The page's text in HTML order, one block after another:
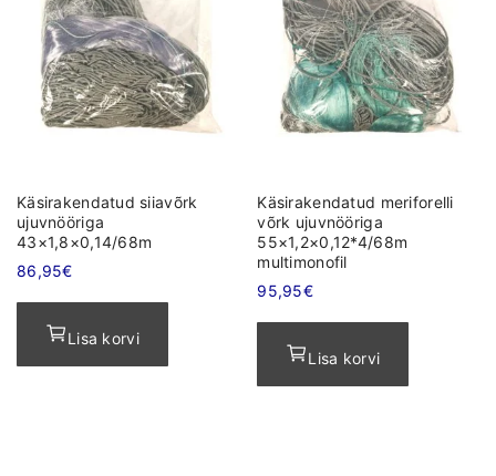
Käsirakendatud siiavõrk
ujuvnööriga
43×1,8×0,14/68m
86,95€
Lisa korvi
Käsirakendatud meriforelli
võrk ujuvnööriga
55×1,2×0,12*4/68m
multimonofil
95,95€
Lisa korvi